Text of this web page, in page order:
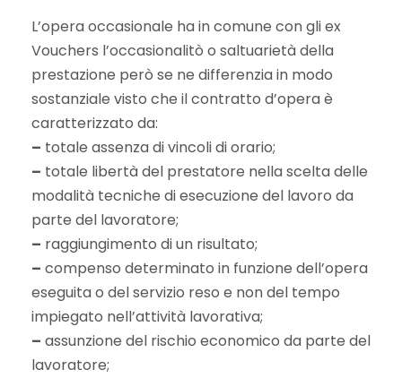
L’opera occasionale ha in comune con gli ex
Vouchers l’occasionalitò o saltuarietà della
prestazione però se ne differenzia in modo
sostanziale visto che il contratto d’opera è
caratterizzato da:
– totale assenza di vincoli di orario;
– totale libertà del prestatore nella scelta delle
modalità tecniche di esecuzione del lavoro da
parte del lavoratore;
– raggiungimento di un risultato;
– compenso determinato in funzione dell’opera
eseguita o del servizio reso e non del tempo
impiegato nell’attività lavorativa;
– assunzione del rischio economico da parte del
lavoratore;